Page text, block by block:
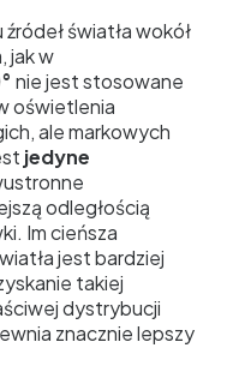
światła wokół
jak w
nie jest stosowane
oświetlenia
ale markowych
jedyne
odległością
Im cieńsza
jest bardziej
takiej
dystrybucji
znacznie lepszy